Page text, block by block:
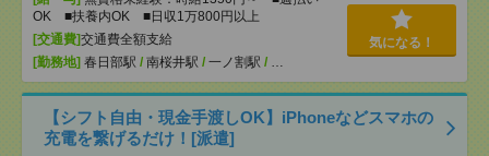
OK ■扶養内OK ■日収1万800円以上
[交通費]交通費全額支給
[勤務地] 春日部駅 / 南桜井駅 / 一ノ割駅 / …
気になる！
【シフト自由・現金手渡しOK】iPhoneなどスマホの
充電を繋げるだけ！[派遣]